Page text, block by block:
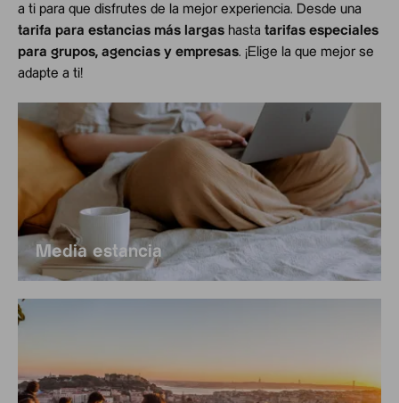
a ti para que disfrutes de la mejor experiencia. Desde una
tarifa para estancias más largas hasta tarifas especiales
para grupos, agencias y empresas. ¡Elige la que mejor se
adapte a ti!
Media estancia